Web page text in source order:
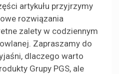
artykułu przyjrzymy
rozwiązania
zalety w codziennym
Zapraszamy do
dlaczego warto
Grupy PGS, ale